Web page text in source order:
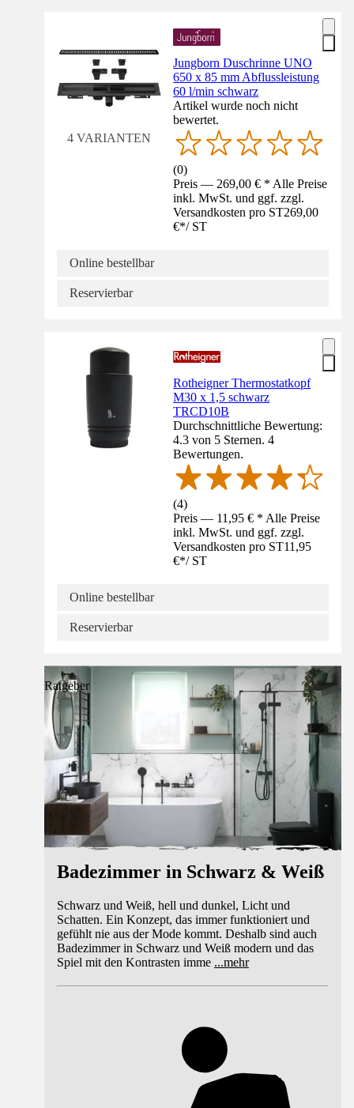
4 VARIANTEN
Jungborn Duschrinne UNO
650 x 85 mm Abflussleistung
60 l/min schwarz
Artikel wurde noch nicht
bewertet.
(0)
Preis — 269,00 € * Alle Preise
inkl. MwSt. und ggf. zzgl.
Versandkosten pro ST269,00
€*/ ST
Online bestellbar
Reservierbar
Rotheigner Thermostatkopf
M30 x 1,5 schwarz
TRCD10B
Durchschnittliche Bewertung:
4.3 von 5 Sternen. 4
Bewertungen.
(4)
Preis — 11,95 € * Alle Preise
inkl. MwSt. und ggf. zzgl.
Versandkosten pro ST11,95
€*/ ST
Online bestellbar
Reservierbar
Ratgeber
Badezimmer in Schwarz & Weiß
Schwarz und Weiß, hell und dunkel, Licht und
Schatten. Ein Konzept, das immer funktioniert und
gefühlt nie aus der Mode kommt. Deshalb sind auch
Badezimmer in Schwarz und Weiß modern und das
Spiel mit den Kontrasten imme ...mehr